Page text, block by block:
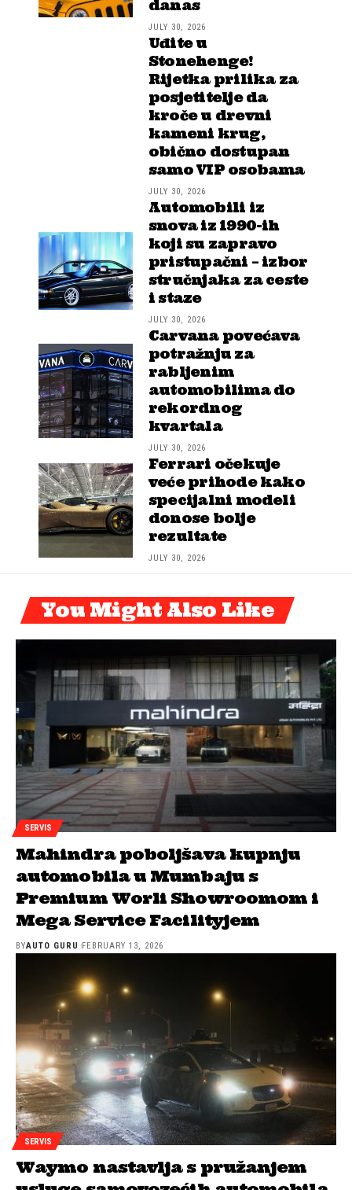
danas
JULY 30, 2026
Uđite u
Stonehenge!
Rijetka prilika za
posjetitelje da
kroče u drevni
kameni krug,
obično dostupan
samo VIP osobama
JULY 30, 2026
Automobili iz
snova iz 1990-ih
koji su zapravo
pristupačni – izbor
stručnjaka za ceste
i staze
JULY 30, 2026
Carvana povećava
potražnju za
rabljenim
automobilima do
rekordnog
kvartala
JULY 30, 2026
Ferrari očekuje
veće prihode kako
specijalni modeli
donose bolje
rezultate
JULY 30, 2026
You Might Also Like
SERVIS
Mahindra poboljšava kupnju
automobila u Mumbaju s
Premium Worli Showroomom i
Mega Service Facilityjem
BYAUTO GURU FEBRUARY 13, 2026
SERVIS
Waymo nastavlja s pružanjem